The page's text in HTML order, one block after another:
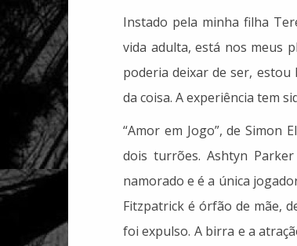
Instado pela minha filha
vida adulta, está nos meus
poderia deixar de ser,
da coisa. A experiência tem
“Amor em Jogo”, de Simon
dois turrões. Ashtyn
namorado e é a única
Fitzpatrick é órfão de mãe,
foi expulso. A birra e a